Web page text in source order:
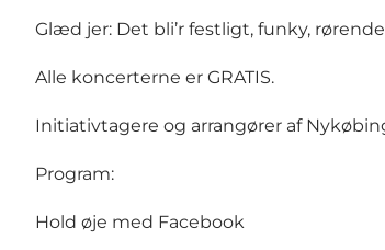
Glæd jer: Det bli’r festligt, funky,
Alle koncerterne er GRATIS.
Initiativtagere og arrangører af
Program:
Hold øje med Facebook